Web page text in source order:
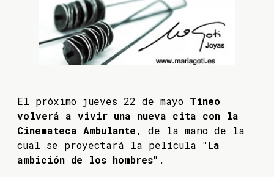
El próximo jueves 22 de mayo Tineo
volverá a vivir una nueva cita con la
Cinemateca Ambulante, de la mano de la
cual se proyectará la película "La
ambición de los hombres" .